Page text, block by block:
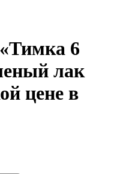
6
лак
цене в